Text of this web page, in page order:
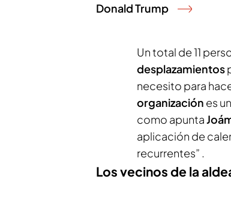
Donald Trump
Un total de 11
desplazamientos
necesito para
organización es
como apunta
aplicación de
recurrentes” .
Los vecinos de la